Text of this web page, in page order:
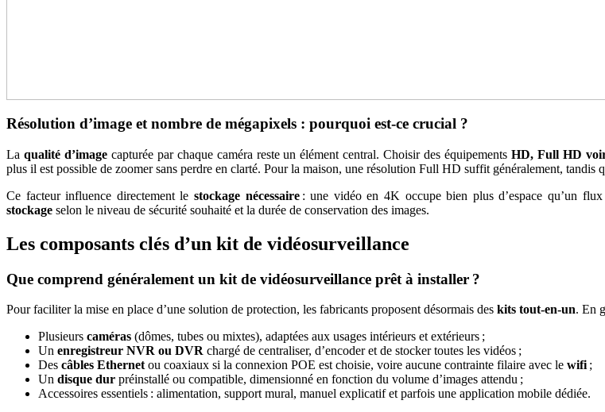
Résolution d’image et nombre de mégapixels : pourquoi est-ce crucial ?
La qualité d’imagecapturée par chaque caméra reste un élément central. Choisir des équipementsHD, Full HD
plus il est possible de zoomer sans perdre en clarté. Pour la maison, une résolution Full HD suffit généralement,
Ce facteur influence directement le stockage nécessaire: une vidéo en 4K occupe bien plus d’espace qu’un
stockage selon le niveau de sécurité souhaité et la durée de conservation des images.
Les composants clés d’un kit de vidéosurveillance
Que comprend généralement un kit de vidéosurveillance prêt à installer ?
Pour faciliter la mise en place d’une solution de protection, les fabricants proposent désormais des kits tout-en-un. En
Plusieurs caméras (dômes, tubes ou mixtes), adaptées aux usages intérieurs et extérieurs ;
Un enregistreur NVR ou DVR chargé de centraliser, d’encoder et de stocker toutes les vidéos ;
Des câbles Ethernet ou coaxiaux si la connexion POE est choisie, voire aucune contrainte filaire avec le wifi ;
Un disque dur préinstallé ou compatible, dimensionné en fonction du volume d’images attendu ;
Accessoires essentiels : alimentation, support mural, manuel explicatif et parfois une application mobile dédiée.